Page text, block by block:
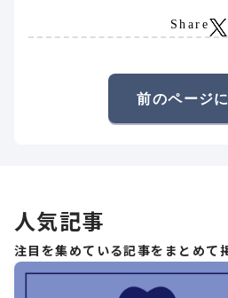
Share
前のページ
人気記事
注目を集めている記事をまとめて